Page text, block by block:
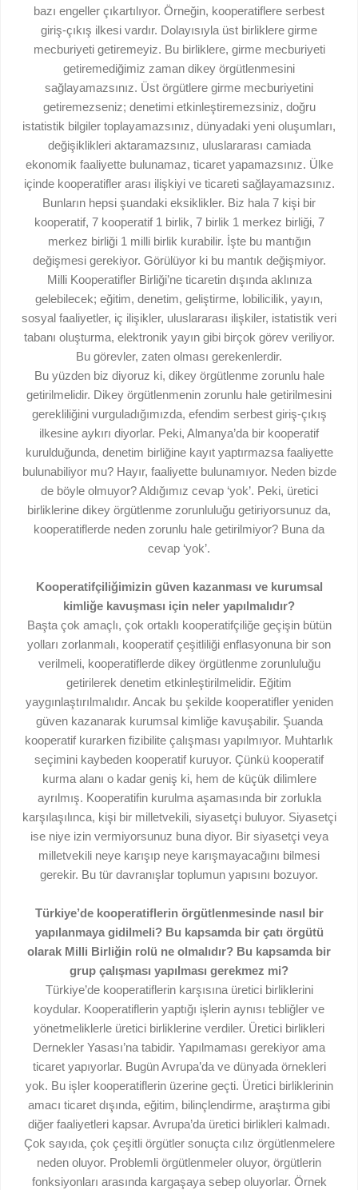
bazı engeller çıkartılıyor. Örneğin, kooperatiflere serbest
giriş-çıkış ilkesi vardır. Dolayısıyla üst birliklere girme
mecburiyeti getiremeyiz. Bu birliklere, girme mecburiyeti
getiremediğimiz zaman dikey örgütlenmesini
sağlayamazsınız. Üst örgütlere girme mecburiyetini
getiremezseniz; denetimi etkinleştiremezsiniz, doğru
istatistik bilgiler toplayamazsınız, dünyadaki yeni oluşumları,
değişiklikleri aktaramazsınız, uluslararası camiada
ekonomik faaliyette bulunamaz, ticaret yapamazsınız. Ülke
içinde kooperatifler arası ilişkiyi ve ticareti sağlayamazsınız.
Bunların hepsi şuandaki eksiklikler. Biz hala 7 kişi bir
kooperatif, 7 kooperatif 1 birlik, 7 birlik 1 merkez birliği, 7
merkez birliği 1 milli birlik kurabilir. İşte bu mantığın
değişmesi gerekiyor. Görülüyor ki bu mantık değişmiyor.
Milli Kooperatifler Birliği’ne ticaretin dışında aklınıza
gelebilecek; eğitim, denetim, geliştirme, lobilicilik, yayın,
sosyal faaliyetler, iç ilişikler, uluslararası ilişkiler, istatistik veri
tabanı oluşturma, elektronik yayın gibi birçok görev veriliyor.
Bu görevler, zaten olması gerekenlerdir.
Bu yüzden biz diyoruz ki, dikey örgütlenme zorunlu hale
getirilmelidir. Dikey örgütlenmenin zorunlu hale getirilmesini
gerekliliğini vurguladığımızda, efendim serbest giriş-çıkış
ilkesine aykırı diyorlar. Peki, Almanya’da bir kooperatif
kurulduğunda, denetim birliğine kayıt yaptırmazsa faaliyette
bulunabiliyor mu? Hayır, faaliyette bulunamıyor. Neden bizde
de böyle olmuyor? Aldığımız cevap ‘yok’. Peki, üretici
birliklerine dikey örgütlenme zorunluluğu getiriyorsunuz da,
kooperatiflerde neden zorunlu hale getirilmiyor? Buna da
cevap ‘yok’.
Kooperatifçiliğimizin güven kazanması ve kurumsal
kimliğe kavuşması için neler yapılmalıdır?
Başta çok amaçlı, çok ortaklı kooperatifçiliğe geçişin bütün
yolları zorlanmalı, kooperatif çeşitliliği enflasyonuna bir son
verilmeli, kooperatiflerde dikey örgütlenme zorunluluğu
getirilerek denetim etkinleştirilmelidir. Eğitim
yaygınlaştırılmalıdır. Ancak bu şekilde kooperatifler yeniden
güven kazanarak kurumsal kimliğe kavuşabilir. Şuanda
kooperatif kurarken fizibilite çalışması yapılmıyor. Muhtarlık
seçimini kaybeden kooperatif kuruyor. Çünkü kooperatif
kurma alanı o kadar geniş ki, hem de küçük dilimlere
ayrılmış. Kooperatifin kurulma aşamasında bir zorlukla
karşılaşılınca, kişi bir milletvekili, siyasetçi buluyor. Siyasetçi
ise niye izin vermiyorsunuz buna diyor. Bir siyasetçi veya
milletvekili neye karışıp neye karışmayacağını bilmesi
gerekir. Bu tür davranışlar toplumun yapısını bozuyor.
Türkiye’de kooperatiflerin örgütlenmesinde nasıl bir
yapılanmaya gidilmeli? Bu kapsamda bir çatı örgütü
olarak Milli Birliğin rolü ne olmalıdır? Bu kapsamda bir
grup çalışması yapılması gerekmez mi?
Türkiye’de kooperatiflerin karşısına üretici birliklerini
koydular. Kooperatiflerin yaptığı işlerin aynısı tebliğler ve
yönetmeliklerle üretici birliklerine verdiler. Üretici birlikleri
Dernekler Yasası’na tabidir. Yapılmaması gerekiyor ama
ticaret yapıyorlar. Bugün Avrupa’da ve dünyada örnekleri
yok. Bu işler kooperatiflerin üzerine geçti. Üretici birliklerinin
amacı ticaret dışında, eğitim, bilinçlendirme, araştırma gibi
diğer faaliyetleri kapsar. Avrupa’da üretici birlikleri kalmadı.
Çok sayıda, çok çeşitli örgütler sonuçta cılız örgütlenmelere
neden oluyor. Problemli örgütlenmeler oluyor, örgütlerin
fonksiyonları arasında kargaşaya sebep oluyorlar. Örnek